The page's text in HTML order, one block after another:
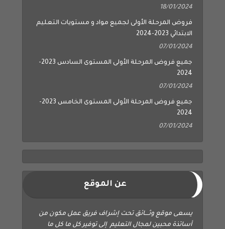
18/01/2024
فروض المرحلة الأولى لجميع مواد و مستويات التعليم
الابتدائي 2023-2024
07/01/2024
جميع فروض المرحلة الأولى المستوى السادس 2023-
2024
07/01/2024
جميع فروض المرحلة الأولى المستوى الخامس 2023-
2024
07/01/2024
عن الموقع
يسعى موقع وثــــائق تحت إشراف فريق عمل مكون من
أساتذة محبين لمجال التعليم إلى توفير كل ما كل ما